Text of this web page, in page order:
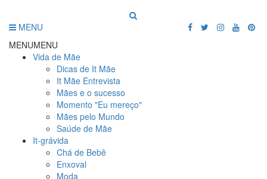
MENU
MENUMENU
Vida de Mãe
Dicas de It Mãe
It Mãe Entrevista
Mães e o sucesso
Momento "Eu mereço"
Mães pelo Mundo
Saúde de Mãe
It-grávida
Chá de Bebê
Enxoval
Moda